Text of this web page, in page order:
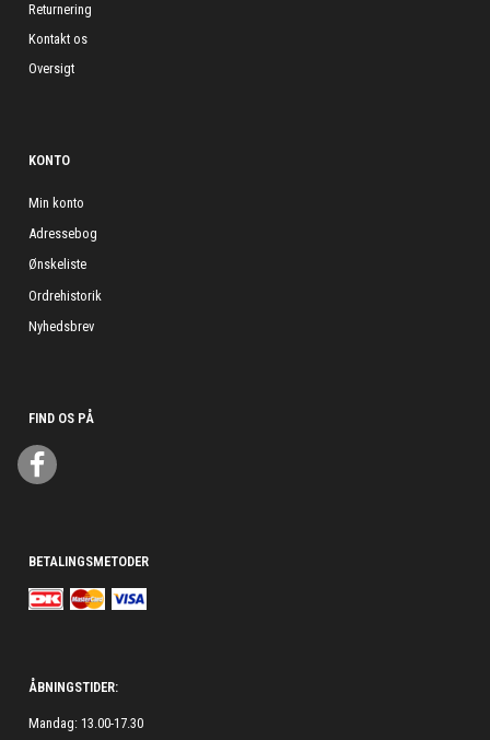
Returnering
Kontakt os
Oversigt
KONTO
Min konto
Adressebog
Ønskeliste
Ordrehistorik
Nyhedsbrev
FIND OS PÅ
BETALINGSMETODER
ÅBNINGSTIDER:
Mandag: 13.00-17.30